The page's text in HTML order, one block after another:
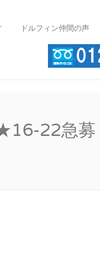
ルバイト
ドルフィン仲間の声
22急募